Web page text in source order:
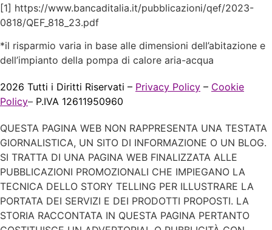
[1] https://www.bancaditalia.it/pubblicazioni/qef/2023-
0818/QEF_818_23.pdf
*il risparmio varia in base alle dimensioni dell’abitazione e
dell’impianto della pompa di calore aria-acqua
2026 Tutti i Diritti Riservati – Privacy Policy – Cookie
Policy– P.IVA 12611950960
QUESTA PAGINA WEB NON RAPPRESENTA UNA TESTATA
GIORNALISTICA, UN SITO DI INFORMAZIONE O UN BLOG.
SI TRATTA DI UNA PAGINA WEB FINALIZZATA ALLE
PUBBLICAZIONI PROMOZIONALI CHE IMPIEGANO LA
TECNICA DELLO STORY TELLING PER ILLUSTRARE LA
PORTATA DEI SERVIZI E DEI PRODOTTI PROPOSTI. LA
STORIA RACCONTATA IN QUESTA PAGINA PERTANTO